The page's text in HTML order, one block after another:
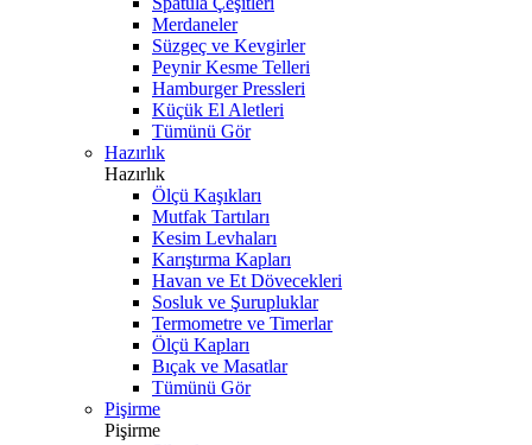
Merdaneler
Süzgeç ve Kevgirler
Peynir Kesme Telleri
Hamburger Pressleri
Küçük El Aletleri
Tümünü Gör
Hazırlık
Hazırlık
Ölçü Kaşıkları
Mutfak Tartıları
Kesim Levhaları
Karıştırma Kapları
Havan ve Et Dövecekleri
Sosluk ve Şurupluklar
Termometre ve Timerlar
Ölçü Kapları
Bıçak ve Masatlar
Tümünü Gör
Pişirme
Pişirme